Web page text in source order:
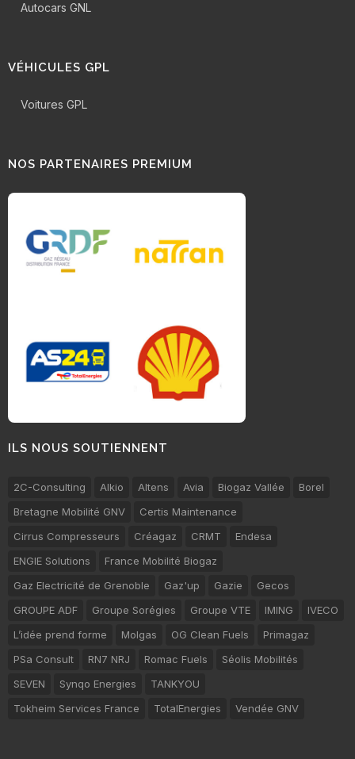
Autocars GNL
VÉHICULES GPL
Voitures GPL
NOS PARTENAIRES PREMIUM
ILS NOUS SOUTIENNENT
2C-Consulting Alkio Altens Avia Biogaz Vallée
Borel
Bretagne Mobilité GNV
Certis Maintenance
Cirrus Compresseurs
Créagaz CRMT
Endesa
ENGIE Solutions
France Mobilité Biogaz
Gaz Electricité de Grenoble
Gaz'up Gazie
Gecos
GROUPE ADF
Groupe Sorégies Groupe VTE IMING
IVECO
L’idée prend forme
Molgas OG Clean Fuels
Primagaz
PSa Consult
RN7 NRJ Romac Fuels
Séolis Mobilités
SEVEN
Synqo Energies
TANKYOU
Tokheim Services France
TotalEnergies Vendée GNV